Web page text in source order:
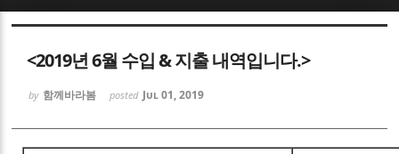
<2019년 6월 수입 & 지출 내역입니다.>
by 함께바라봄 posted Jul 01, 2019
Sketchbook5, 스케치북5